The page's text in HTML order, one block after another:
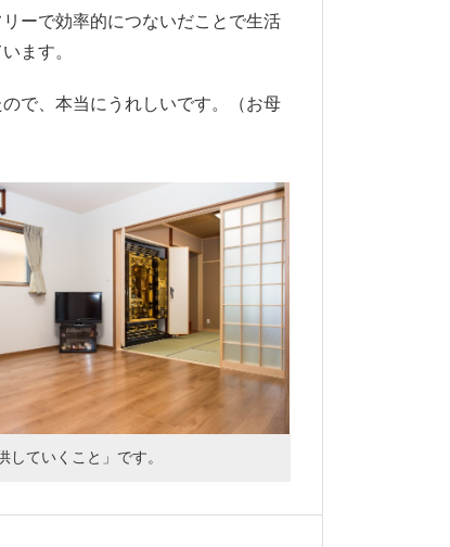
ーで効率的につないだことで生活
ます。
で、本当にうれしいです。（お母
ていくこと」です。